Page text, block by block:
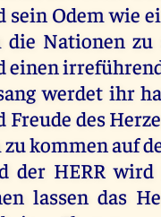
sein Odem wie
die Nationen zu
einen
werdet ihr
Freude des
zu kommenauf
der HERR wird
lassen das